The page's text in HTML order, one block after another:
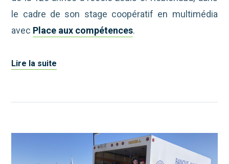
le cadre de son stage coopératif en multimédia
avec Place aux compétences.
Lire la suite